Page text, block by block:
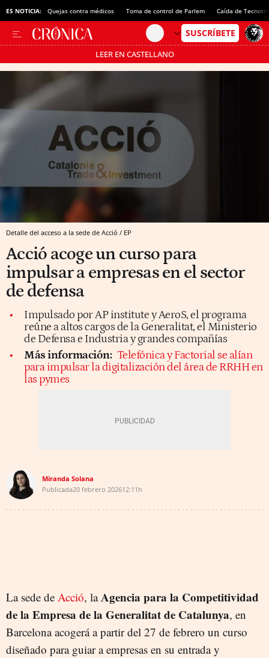
ES NOTICIA: Quejas contra médicos Toma de control de Parlem Caída de
LEER EN CASTELLANO
Pásate al MODO AHORRO
Detalle del acceso a la sede de Acció / EP
Acció acoge un curso para
impulsar a empresas en el sector
de defensa
Impulsado por AP institute y AeroS, el programa
reúne a altos cargos de la Generalitat, el Ministerio
de Defensa e Industria y grandes compañías
Más información: Telefónica y Factorial se alían
para impulsar la digitalización del área de RRHH en
las pymes
Miranda Solana
Publicada20 febrero 202612:11h
La sede de Acció, laAgencia para la Competitividad
de la Empresa de la Generalitat de Catalunya, en
Barcelona acogerá a partir del 27 de febrero un curso
diseñado para guiar a empresas en su entrada y